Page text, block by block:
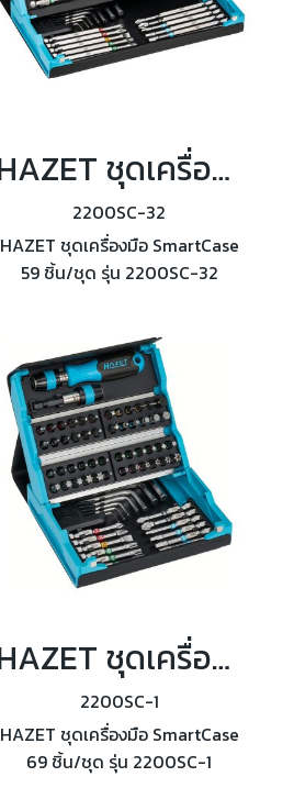
HAZET ชุดเครื่องมือ SmartCase 59 ชิ้น/ชุด รุ่น 2200SC-32
2200SC-32
HAZET ชุดเครื่องมือ SmartCase
59 ชิ้น/ชุด รุ่น 2200SC-32
HAZET ชุดเครื่องมือ SmartCase 69 ชิ้น/ชุด รุ่น 2200SC-1
2200SC-1
HAZET ชุดเครื่องมือ SmartCase
69 ชิ้น/ชุด รุ่น 2200SC-1